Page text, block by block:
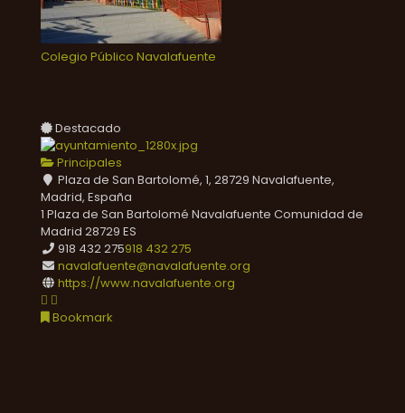
Colegio Público Navalafuente
Destacado
Principales
Plaza de San Bartolomé, 1, 28729 Navalafuente,
Madrid, España
1 Plaza de San Bartolomé Navalafuente Comunidad de
Madrid 28729 ES
918 432 275918 432 275
navalafuente@navalafuente.org
https://www.navalafuente.org
Bookmark